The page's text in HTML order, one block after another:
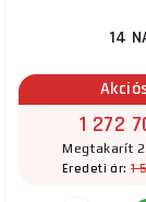
14
1 272
Megtakarít
Eredeti ár:1